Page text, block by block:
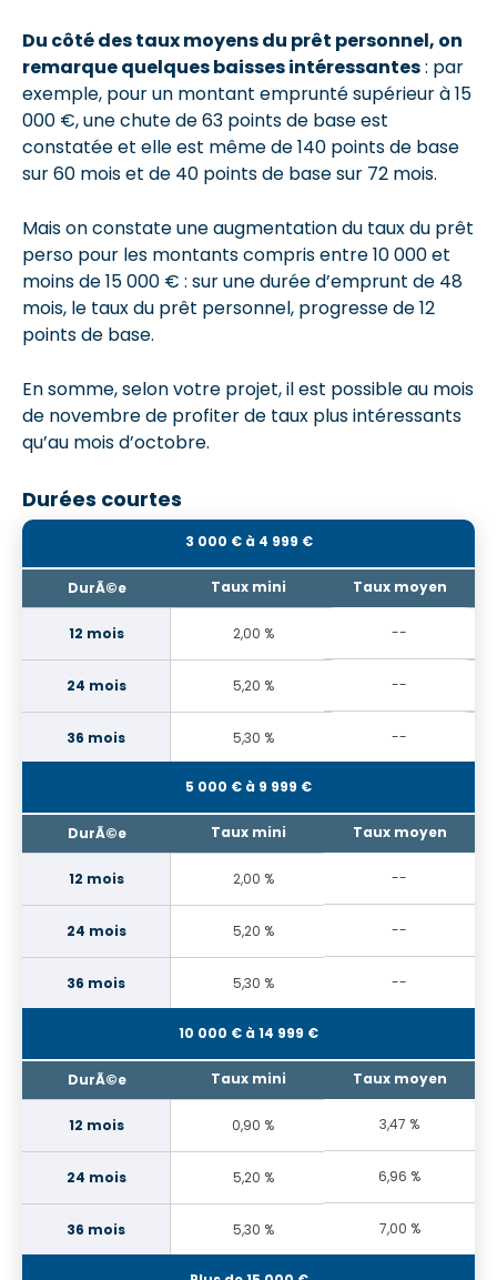
Du côté des taux moyens du prêt personnel, on
remarque quelques baisses intéressantes: par
exemple, pour un montant emprunté supérieur à 15
000 €, une chute de 63 points de base est
constatée et elle est même de 140 points de base
sur 60 mois et de 40 points de base sur 72 mois.
Mais on constate une augmentation du taux du prêt
perso pour les montants compris entre 10 000 et
moins de 15 000 € : sur une durée d’emprunt de 48
mois, le taux du prêt personnel, progresse de 12
points de base.
En somme, selon votre projet, il est possible au mois
de novembre de profiter de taux plus intéressants
qu’au mois d’octobre.
Durées courtes
3 000 € à 4 999 €
2,00 % --
5,20 % --
5,30 % --
5 000 € à 9 999 €
2,00 % --
5,20 % --
5,30 % --
10 000 € à 14 999 €
0,90 % 3,47 %
5,20 % 6,96 %
5,30 % 7,00 %